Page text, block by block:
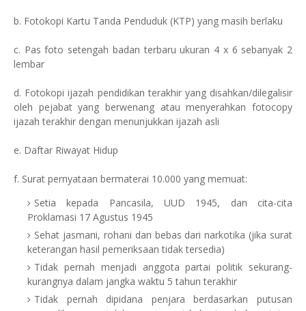
b. Fotokopi Kartu Tanda Penduduk (KTP) yang masih berlaku
c. Pas foto setengah badan terbaru ukuran 4 x 6 sebanyak 2
lembar
d. Fotokopi ijazah pendidikan terakhir yang disahkan/dilegalisir
oleh pejabat yang berwenang atau menyerahkan fotocopy
ijazah terakhir dengan menunjukkan ijazah asli
e. Daftar Riwayat Hidup
f. Surat pernyataan bermaterai 10.000 yang memuat:
Setia kepada Pancasila, UUD 1945, dan cita-cita
Proklamasi 17 Agustus 1945
Sehat jasmani, rohani dan bebas dari narkotika (jika surat
keterangan hasil pemeriksaan tidak tersedia)
Tidak pernah menjadi anggota partai politik sekurang-
kurangnya dalam jangka waktu 5 tahun terakhir
Tidak pernah dipidana penjara berdasarkan putusan